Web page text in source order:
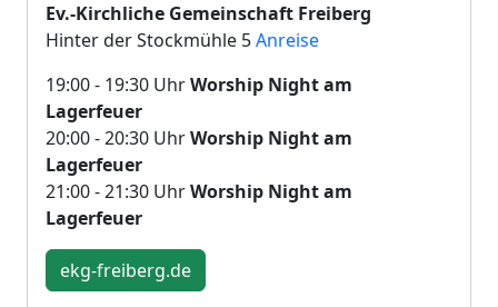
Ev.-Kirchliche Gemeinschaft Freiberg
Hinter der Stockmühle 5Anreise
19:00 - 19:30 UhrWorship Night am
Lagerfeuer
20:00 - 20:30 UhrWorship Night am
Lagerfeuer
21:00 - 21:30 UhrWorship Night am
Lagerfeuer
ekg-freiberg.de